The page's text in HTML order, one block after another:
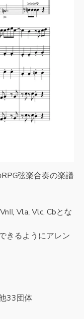
弦楽合奏の楽譜
Vla, Vlc, Cbとな
きるようにアレン
33団体